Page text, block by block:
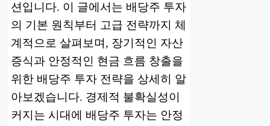
션입니다. 이 글에서는 배당주 투자
의 기본 원칙부터 고급 전략까지 체
계적으로 살펴보며, 장기적인 자산
증식과 안정적인 현금 흐름 창출을
위한 배당주 투자 전략을 상세히 알
아보겠습니다. 경제적 불확실성이
커지는 시대에 배당주 투자는 안정